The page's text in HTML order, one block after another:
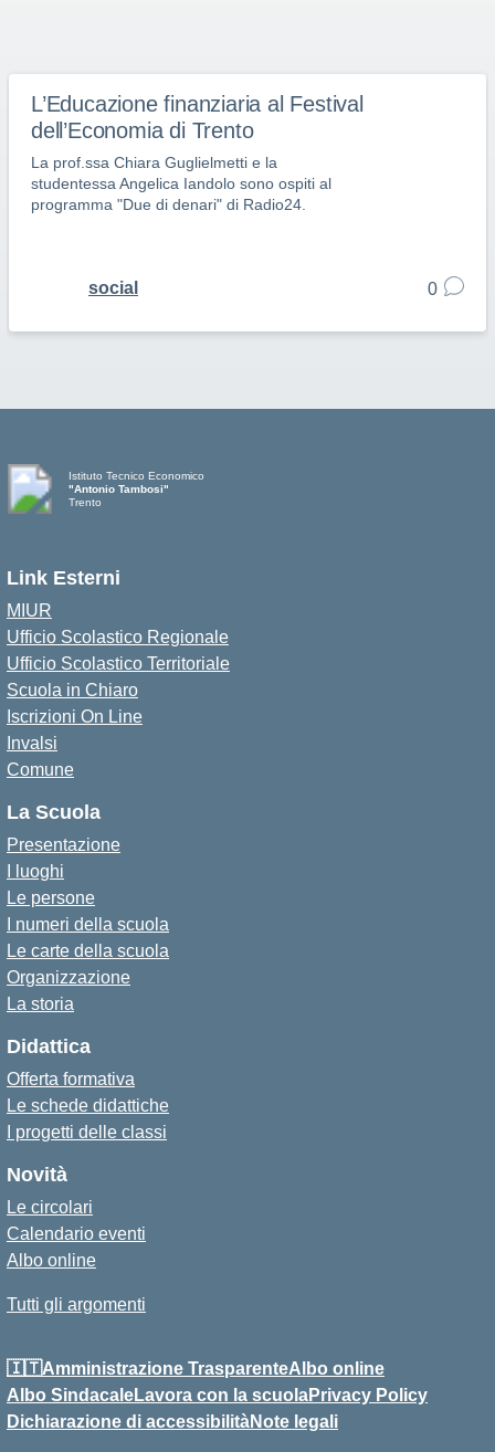
L’Educazione finanziaria al Festival
dell’Economia di Trento
La prof.ssa Chiara Guglielmetti e la
studentessa Angelica Iandolo sono ospiti al
programma "Due di denari" di Radio24.
social 0
Istituto Tecnico Economico
"Antonio Tambosi"
Trento
Link Esterni
MIUR
Ufficio Scolastico Regionale
Ufficio Scolastico Territoriale
Scuola in Chiaro
Iscrizioni On Line
Invalsi
Comune
La Scuola
Presentazione
I luoghi
Le persone
I numeri della scuola
Le carte della scuola
Organizzazione
La storia
Didattica
Offerta formativa
Le schede didattiche
I progetti delle classi
Novità
Le circolari
Calendario eventi
Albo online
Tutti gli argomenti
🇮🇹Amministrazione TrasparenteAlbo online
Albo SindacaleLavora con la scuolaPrivacy Policy
Dichiarazione di accessibilitàNote legali